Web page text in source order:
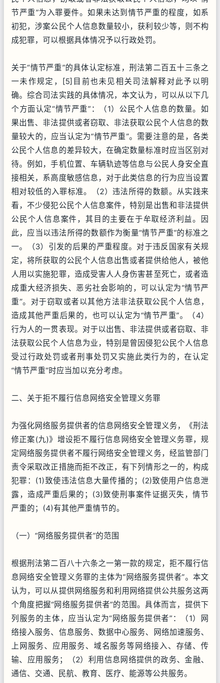
节严重”为入罪要件。如果未达到情节严重的程度，如系
初犯，涉案公民个人信息数量较小，获利较少等，则不构
成犯罪，可以根据具体情况予以行政处罚。
关于“情节严重”的具体认定标准，刑法第二百五十三条之
一未作规定，[5]目前也未见相关司法解释对此予以明
确。综合司法实践的具体情况，本文认为，可以从以下几
个方面认定“情节严重”：（1）公民个人信息的数量。如
果出售、非法提供或者窃取、非法获取公民个人信息的数
量较大的，应当认定为“情节严重”。需要注意的是，各类
公民个人信息的差异较大，在确定数量标准时应当区别对
待。例如，手机位置、车辆轨迹等信息与公民人身安全直
接相关，系高度敏感信息，对于此类信息的行为应当设置
相对较低的入罪标准。（2）违法所得的数额。从实践来
看，不少侵犯公民个人信息案件，特别是出售和非法提供
公民个人信息案件，其目的主要在于牟取经济利益。因
此，应当以违法所得的数额作为衡量“情节严重”的标准之
一。（3）引发的后果的严重程度。对于违反国家有关规
定，将所获取的公民个人信息出售或者提供给他人，被他
人用以实施犯罪，造成受害人人身伤害甚至死亡，或者造
成重大经济损失、恶劣社会影响的，可以认定为“情节严
重”。对于窃取或者以其他方法非法获取公民个人信息，
造成其他严重后果的，也可以认定为“情节严重”。（4）
行为人的一贯表现。对于以出售、非法提供或者窃取、非
法获取公民个人信息为业，特别是曾因侵犯公民个人信息
受过行政处罚或者刑事处罚又实施此类行为的，在认定
“情节严重”时应当加以充分考虑。
二、关于拒不履行信息网络安全管理义务罪
为强化网络服务提供者的信息网络安全管理义务，《刑法
修正案(九)》增设拒不履行信息网络安全管理义务罪，规
定网络服务提供者不履行网络安全管理义务，经监管部门
责令采取改正措施而拒不改正，有下列情形之一的，构成
犯罪：(1)致使违法信息大量传播的；(2)致使用户信息泄
露，造成严重后果的；(3)致使刑事案件证据灭失，情节
严重的；(4)有其他严重情节的。
（一）“网络服务提供者”的范围
根据刑法第二百八十六条之一第一款的规定，拒不履行信
息网络安全管理义务罪的主体为“网络服务提供者”。本文
认为，可以从提供网络服务和利用网络提供公共服务这两
个角度把握“网络服务提供者”的范围。具体而言，提供下
列服务的主体，应当认定为“网络服务提供者”：（1）网
络接入服务、信息服务、数据中心服务、网络加速服务、
上网服务、应用服务、域名服务等网络接入、存储、传
输、应用服务；（2）利用信息网络提供的政务、金融、
通信、交通、民航、教育、医疗、能源等公共服务。